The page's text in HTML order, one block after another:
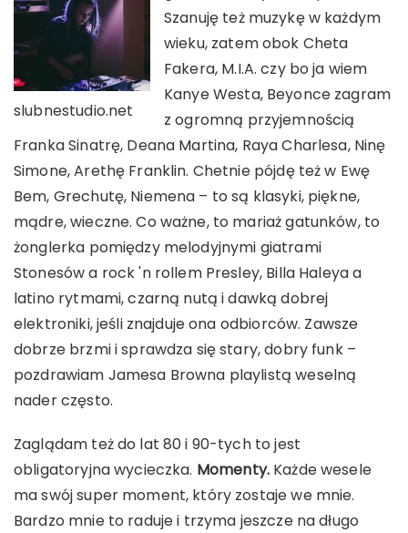
slubnestudio.net
Szanuję też muzykę w każdym
wieku, zatem obok Cheta
Fakera, M.I.A. czy bo ja wiem
Kanye Westa, Beyonce zagram
z ogromną przyjemnością
Franka Sinatrę, Deana Martina, Raya Charlesa, Ninę
Simone, Arethę Franklin. Chetnie pójdę też w Ewę
Bem, Grechutę, Niemena – to są klasyki, piękne,
mądre, wieczne. Co ważne, to mariaż gatunków, to
żonglerka pomiędzy melodyjnymi giatrami
Stonesów a rock 'n rollem Presley, Billa Haleya a
latino rytmami, czarną nutą i dawką dobrej
elektroniki, jeśli znajduje ona odbiorców. Zawsze
dobrze brzmi i sprawdza się stary, dobry funk –
pozdrawiam Jamesa Browna playlistą weselną
nader często.
Zaglądam też do lat 80 i 90-tych to jest
obligatoryjna wycieczka. Momenty.Każde wesele
ma swój super moment, który zostaje we mnie.
Bardzo mnie to raduje i trzyma jeszcze na długo